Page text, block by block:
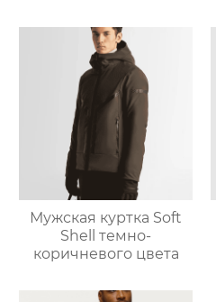
Мужская куртка Soft
Shell темно-
коричневого цвета